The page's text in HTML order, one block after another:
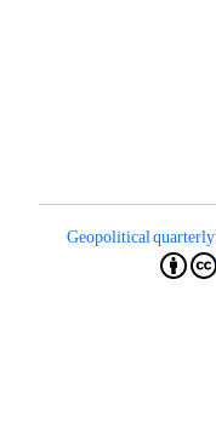
Geopolitical quarterly